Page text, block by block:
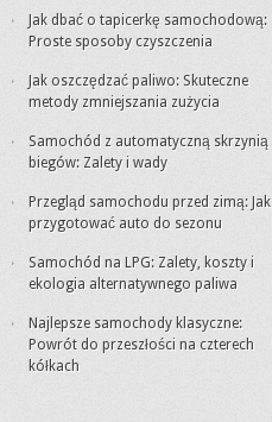
Jak dbać o tapicerkę samochodową:
Proste sposoby czyszczenia
Jak oszczędzać paliwo: Skuteczne
metody zmniejszania zużycia
Samochód z automatyczną skrzynią
biegów: Zalety i wady
Przegląd samochodu przed zimą: Jak
przygotować auto do sezonu
Samochód na LPG: Zalety, koszty i
ekologia alternatywnego paliwa
Najlepsze samochody klasyczne:
Powrót do przeszłości na czterech
kółkach